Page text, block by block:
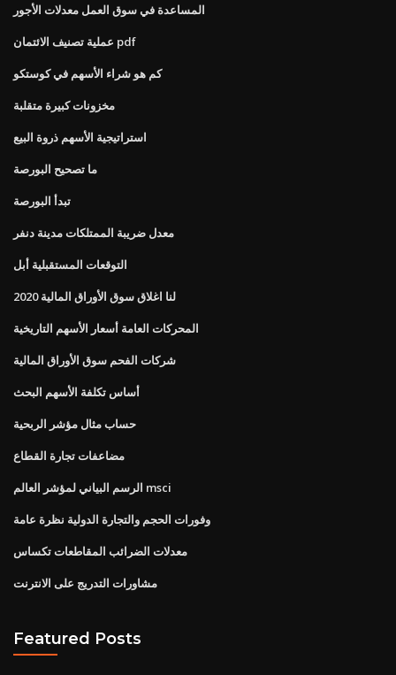
المساعدة في سوق العمل معدلات الأجور
عملية تصنيف الائتمان pdf
كم هو شراء الأسهم في كوستكو
مخزونات كبيرة متقلبة
استراتيجية الأسهم ذروة البيع
ما تصحيح البورصة
تبدأ البورصة
معدل ضريبة الممتلكات مدينة دنفر
التوقعات المستقبلية أبل
لنا اغلاق سوق الأوراق المالية 2020
المحركات العامة أسعار الأسهم التاريخية
شركات الفحم سوق الأوراق المالية
أساس تكلفة الأسهم البحث
حساب مثال مؤشر الربحية
مضاعفات تجارة القطاع
الرسم البياني لمؤشر العالم msci
وفورات الحجم والتجارة الدولية نظرة عامة
معدلات الضرائب المقاطعات تكساس
مشاورات التدريج على الانترنت
Featured Posts